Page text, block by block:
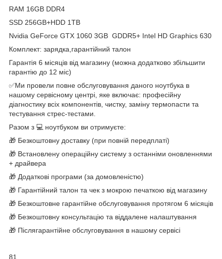
RAM 16GB DDR4
SSD 256GB+HDD 1TB
Nvidia GeForce GTX 1060 3GB GDDR5+ Intel HD Graphics 630
Комплект: зарядка,гарантійний талон
Гарантія 6 місяців від магазину (можна додатково збільшити
гарантію до 12 міс)
✅Ми провели повне обслуговування даного ноутбука в
нашому сервісному центрі, яке включає: професійну
діагностику всіх компонентів, чистку, заміну термопасти та
тестування стрес-тестами.
Разом з 💻 ноутбуком ви отримуєте:
🎁 Безкоштовну доставку (при повній передплаті)
🎁 Встановлену операційну систему з останніми оновленнями
+ драйвера
🎁 Додаткові програми (за домовленістю)
🎁 Гарантійний талон та чек з мокрою печаткою від магазину
🎁 Безкоштовне гарантійне обслуговування протягом 6 місяців
🎁 Безкоштовну консультацію та віддалене налаштування
🎁 Післягарантійне обслуговування в нашому сервісі
81